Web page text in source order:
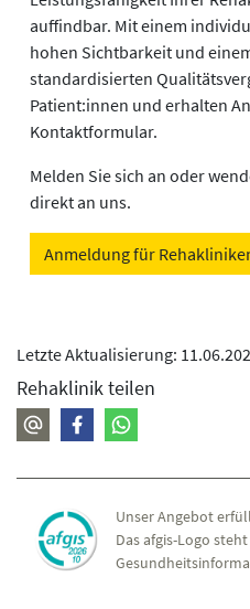
auffindbar. Mit einem
hohen Sichtbarkeit und
standardisierten
Patient:innen und erhalten
Kontaktformular.
Melden Sie sich an oder
direkt an uns.
Anmeldung für
Letzte Aktualisierung:
Rehaklinik teilen
Unser Angebot
Das afgis-Logo